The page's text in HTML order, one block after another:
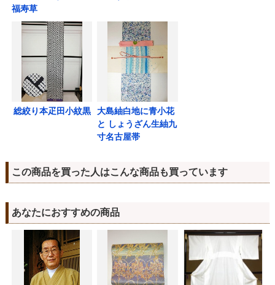
福寿草
総絞り本疋田小紋黒
大島紬白地に青小花
と しょうざん生紬九
寸名古屋帯
この商品を買った人はこんな商品も買っています
あなたにおすすめの商品